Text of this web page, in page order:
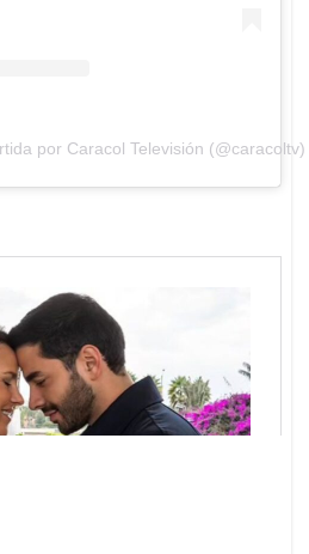
por Caracol Televisión (@caracoltv)